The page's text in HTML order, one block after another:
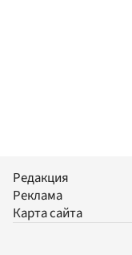
Редакция
Реклама
Карта сайта